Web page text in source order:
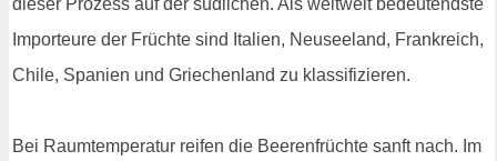
dieser Prozess auf der südlichen. Als weltweit bedeutendste
Importeure der Früchte sind Italien, Neuseeland, Frankreich,
Chile, Spanien und Griechenland zu klassifizieren.
Bei Raumtemperatur reifen die Beerenfrüchte sanft nach. Im